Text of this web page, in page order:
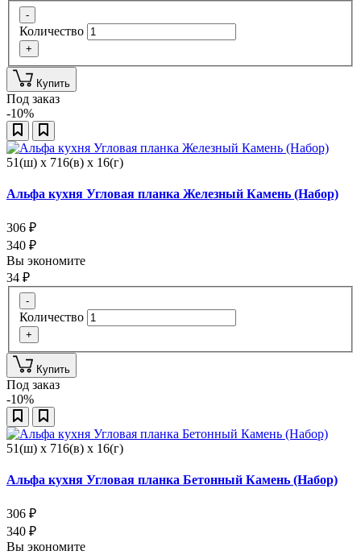
-
Количество
+
Купить
Под заказ
-10%
51(ш) x 716(в) x 16(г)
Альфа кухня Угловая планка Железный Камень (Набор)
306 ₽
340 ₽
Вы экономите
34 ₽
-
Количество
+
Купить
Под заказ
-10%
51(ш) x 716(в) x 16(г)
Альфа кухня Угловая планка Бетонный Камень (Набор)
306 ₽
340 ₽
Вы экономите